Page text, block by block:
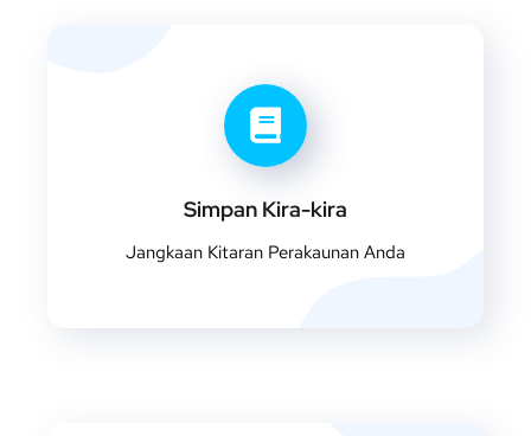
Simpan Kira-kira
Jangkaan Kitaran Perakaunan Anda